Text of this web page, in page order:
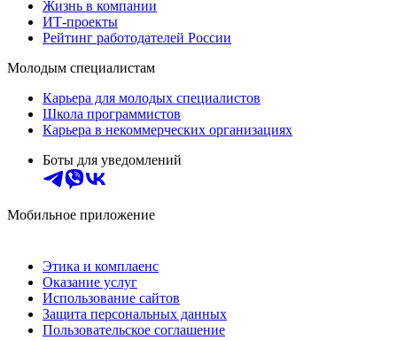
Жизнь в компании
ИТ-проекты
Рейтинг работодателей России
Молодым специалистам
Карьера для молодых специалистов
Школа программистов
Карьера в некоммерческих организациях
Боты для уведомлений
Мобильное приложение
Этика и комплаенс
Оказание услуг
Использование сайтов
Защита персональных данных
Пользовательское соглашение